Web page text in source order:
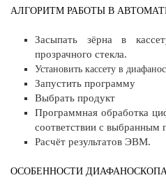
АЛГОРИТМ РАБОТЫ В
Засыпать зёрна в
прозрачного стекла.
Установить кассету в
Запустить программу
Выбрать продукт
Программная обработка
соответствии с выбранным
Расчёт результатов ЭВМ.
ОСОБЕННОСТИ